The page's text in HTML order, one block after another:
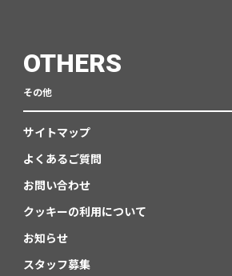
OTHERS
その他
サイトマップ
よくあるご質問
お問い合わせ
クッキーの利用について
お知らせ
スタッフ募集